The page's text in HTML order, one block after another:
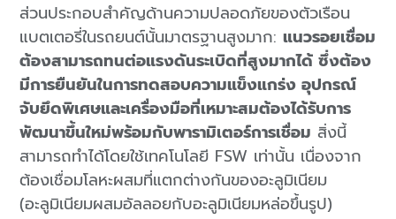
ส่วนประกอบสำคัญด้านความปลอดภัยของตัวเรือน
แบตเตอรี่ในรถยนต์นั้นมาตรฐานสูงมาก:แนวรอยเชื่อม
ต้องสามารถทนต่อแรงดันระเบิดที่สูงมากได้ ซึ่งต้อง
มีการยืนยันในการทดสอบความแข็งแกร่ง อุปกรณ์
จับยึดพิเศษและเครื่องมือที่เหมาะสมต้องได้รับการ
พัฒนาขึ้นใหม่พร้อมกับพารามิเตอร์การเชื่อม สิ่งนี้
สามารถทำได้โดยใช้เทคโนโลยี FSW เท่านั้น เนื่องจาก
ต้องเชื่อมโลหะผสมที่แตกต่างกันของอะลูมิเนียม
(อะลูมิเนียมผสมอัลลอยกับอะลูมิเนียมหล่อขึ้นรูป)